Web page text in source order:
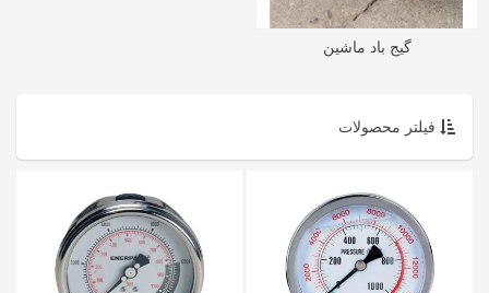
گیج باد ماشین
فیلتر محصولات